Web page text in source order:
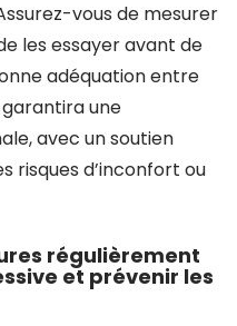
vous de mesurer
les essayer avant de
adéquation entre
une
avec un soutien
risques d’inconfort ou
régulièrement
et prévenir les